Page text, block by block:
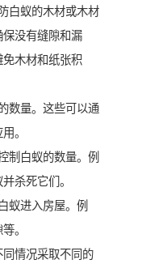
白蚁的木材或木材
没有缝隙和漏
木材和纸张积
数量。这些可以通
。
制白蚁的数量。例
杀死它们。
蚁进入房屋。例
。
情况采取不同的